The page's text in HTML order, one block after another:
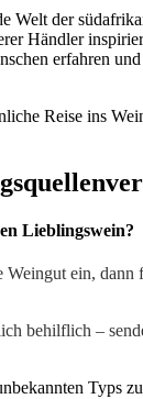
Welt der
Händler
erfahren
Reise ins
Lieblingswein?
Weingut ein, dann
behilflich –
Typs